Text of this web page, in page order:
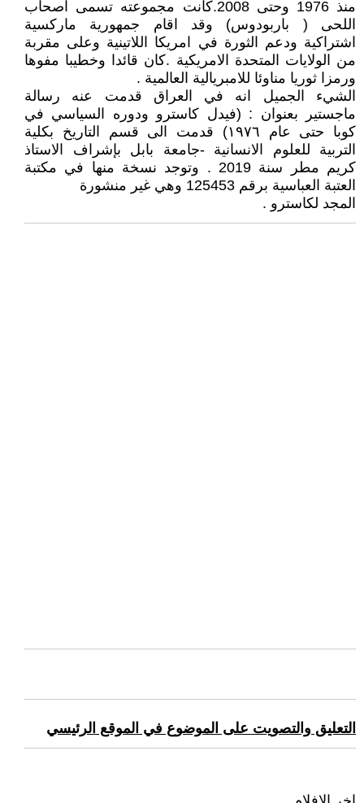
منذ 1976 وحتى 2008.كانت مجموعته تسمى اصحاب
اللحى ( باربودوس) وقد اقام جمهورية ماركسية
اشتراكية ودعم الثورة في امريكا اللاتينية وعلى مقربة
من الولايات المتحدة الامريكية .كان قائدا وخطيبا مفوها
ورمزا ثوريا مناوئا للامبريالية العالمية .
الشيء الجميل انه في العراق قدمت عنه رسالة
ماجستير بعنوان : (فيدل كاسترو ودوره السياسي في
كوبا حتى عام ١٩٧٦) قدمت الى قسم التاريخ بكلية
التربية للعلوم الانسانية -جامعة بابل بإشراف الاستاذ
كريم مطر سنة 2019 . وتوجد نسخة منها في مكتبة
العتبة العباسية برقم 125453 وهي غير منشورة
المجد لكاسترو .
التعليق والتصويت على الموضوع في الموقع الرئيسي